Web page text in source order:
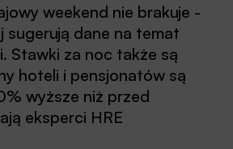
weekend nie brakuje -
sugerują dane na temat
Stawki za noc także są
hoteli i pensjonatów są
wyższe niż przed
eksperci HRE